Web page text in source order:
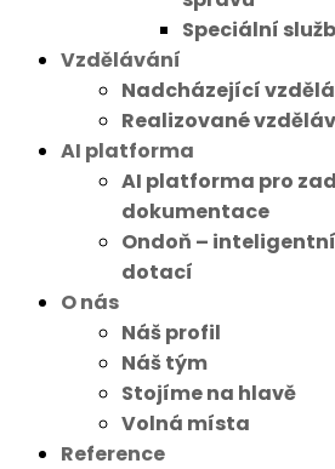
Speciální
Vzdělávání
Nadcházející
Realizované
AI platforma
AI platforma pro
dokumentace
Ondoň –
dotací
O nás
Náš profil
Náš tým
Stojíme na hlavě
Volná místa
Reference